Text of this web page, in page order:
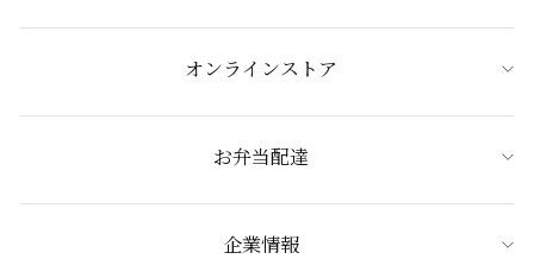
オンラインストア
お弁当配達
企業情報